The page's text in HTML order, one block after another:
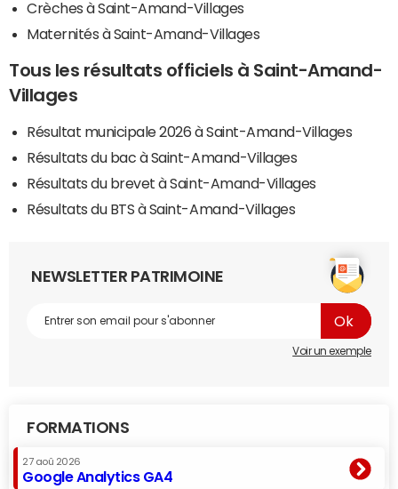
Crèches à Saint-Amand-Villages
Maternités à Saint-Amand-Villages
Tous les résultats officiels à Saint-Amand-
Villages
Résultat municipale 2026 à Saint-Amand-Villages
Résultats du bac à Saint-Amand-Villages
Résultats du brevet à Saint-Amand-Villages
Résultats du BTS à Saint-Amand-Villages
NEWSLETTER PATRIMOINE
Voir un exemple
FORMATIONS
27 aoû 2026
Google Analytics GA4